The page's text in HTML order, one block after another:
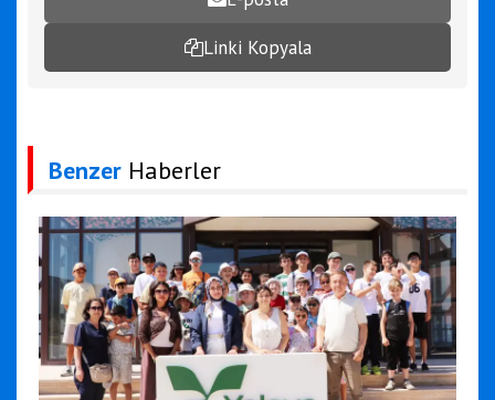
Linki Kopyala
Benzer Haberler